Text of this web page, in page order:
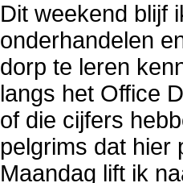
Dit weekend blijf
onderhandelen
dorp te leren
langs het Office
of die cijfers
pelgrims dat hier
Maandag lift ik